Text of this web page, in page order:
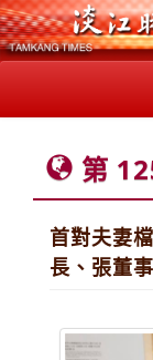
第
首對夫妻
長、張董